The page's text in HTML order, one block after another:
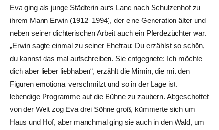
Eva ging als junge Städterin aufs Land nach Schulzenhof zu
ihrem Mann Erwin (1912–1994), der eine Generation älter und
neben seiner dichterischen Arbeit auch ein Pferdezüchter war.
„Erwin sagte einmal zu seiner Ehefrau: Du erzählst so schön,
du kannst das mal aufschreiben. Sie entgegnete: Ich möchte
dich aber lieber liebhaben“, erzählt die Mimin, die mit den
Figuren emotional verschmilzt und so in der Lage ist,
lebendige Programme auf die Bühne zu zaubern. Abgeschottet
von der Welt zog Eva drei Söhne groß, kümmerte sich um
Haus und Hof, aber manchmal ging sie auch in den Wald, um